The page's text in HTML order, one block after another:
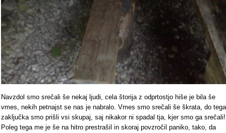
Navzdol smo srečali še nekaj ljudi, cela štorija z odprtostjo hiše je bila še
vmes, nekih petnajst se nas je nabralo. Vmes smo srečali še škrata, do tega
zaključka smo prišli vsi skupaj, saj nikakor ni spadal tja, kjer smo ga srečali!
Poleg tega me je še na hitro prestrašil in skoraj povzročil paniko, tako, da